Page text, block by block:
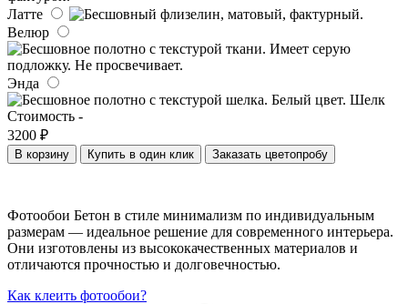
Латте
Велюр
Энда
Шелк
Стоимость -
3200 ₽
В корзину Купить в один клик Заказать цветопробу
Фотообои Бетон в стиле минимализм по индивидуальным
размерам — идеальное решение для современного интерьера.
Они изготовлены из высококачественных материалов и
отличаются прочностью и долговечностью.
Как клеить фотообои?